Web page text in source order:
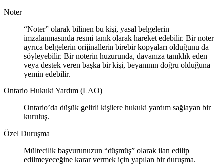
Noter
“Noter” olarak bilinen bu kişi, yasal belgelerin
imzalanmasında resmi tanık olarak hareket edebilir. Bir noter
ayrıca belgelerin orijinallerin birebir kopyaları olduğunu da
söyleyebilir. Bir noterin huzurunda, davanıza tanıklık eden
veya destek veren başka bir kişi, beyanının doğru olduğuna
yemin edebilir.
Ontario Hukuki Yardım (LAO)
Ontario’da düşük gelirli kişilere hukuki yardım sağlayan bir
kuruluş.
Özel Duruşma
Mültecilik başvurunuzun “düşmüş” olarak ilan edilip
edilmeyeceğine karar vermek için yapılan bir duruşma.